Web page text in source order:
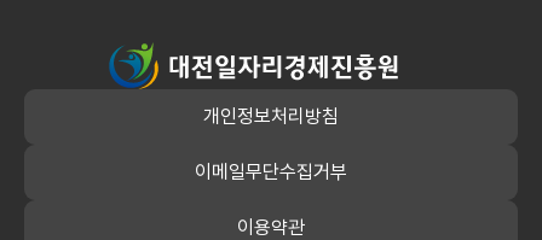
대전일자리경제진흥원
개인정보처리방침
이메일무단수집거부
이용약관